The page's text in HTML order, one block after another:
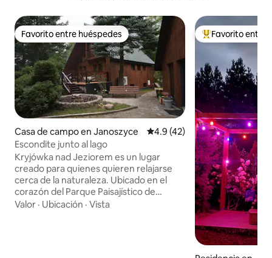
Favorito entre huéspedes
Favorito entre huéspedes
Casa de campo en Janoszyce Calificación promedio: 4.9 de
4.9 (42)
Escondite junto al lago
Kryjówka nad Jeziorem es un lugar
creado para quienes quieren relajarse
cerca de la naturaleza. Ubicado en el
corazón del Parque Paisajístico de
Brudzeń, en una parcela cercada con su
Valor · Ubicación · Vista
De los mejores
Favorito entre